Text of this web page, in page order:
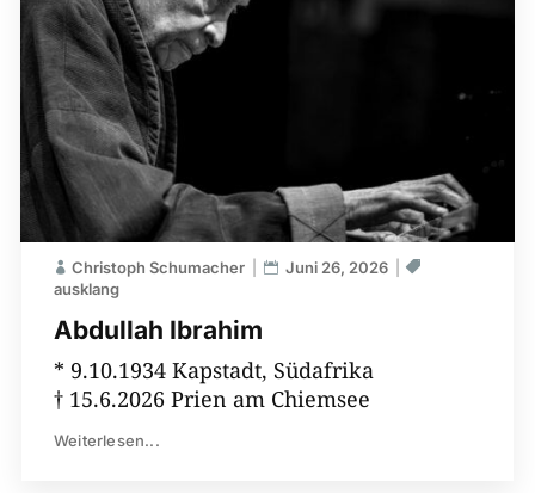
Abdullah Ibrahim
Christoph Schumacher
Juni 26, 2026
ausklang
* 9.10.1934 Kapstadt, Südafrika
† 15.6.2026 Prien am Chiemsee
Weiterlesen...